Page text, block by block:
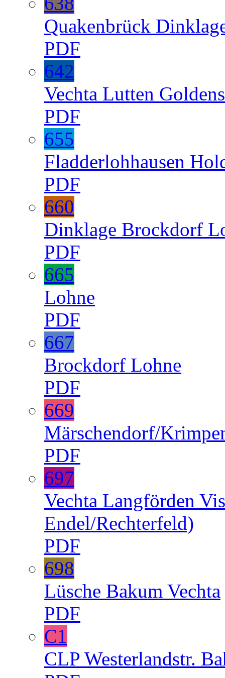
Quakenbrück
PDF
642
Vechta Lutten
PDF
655
Fladderlohhausen
PDF
660
Dinklage Brockdorf
PDF
665
Lohne
PDF
667
Brockdorf Lohne
PDF
669
Märschendorf/
PDF
697
Vechta Langförden
Endel/Rechterfeld)
PDF
698
Lüsche Bakum Vechta
PDF
C1
CLP Westerlandstr.